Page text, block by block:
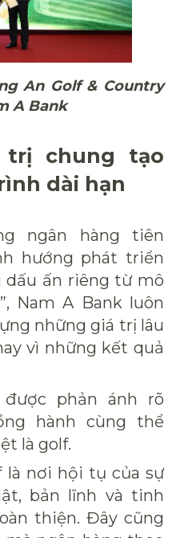
An Golf & Country
A Bank
trị chung tạo
dài hạn
ngân hàng tiên
hướng phát triển
dấu ấn riêng từ mô
Nam A Bank luôn
những giá trị lâu
vì những kết quả
phản ánh rõ
hành cùng thể
là golf.
là nơi hội tụ của sự
bản lĩnh và tinh
thiện. Đây cũng